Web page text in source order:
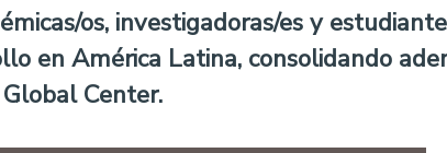
os, investigadoras/es y
en América Latina, consolidando
Center.